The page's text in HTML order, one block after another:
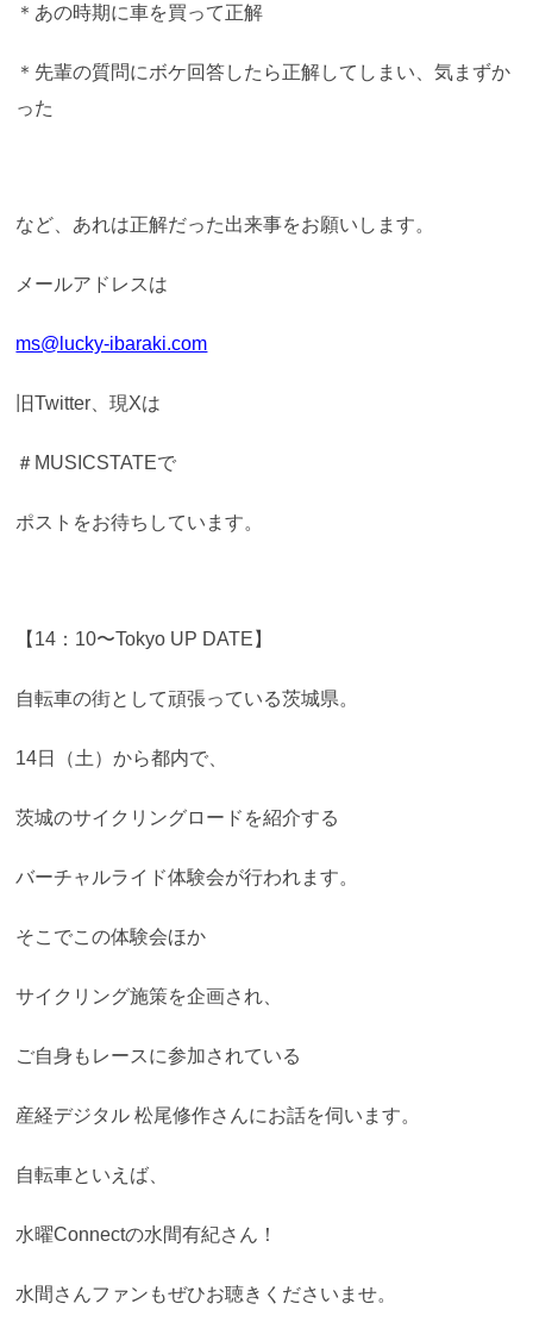
＊あの時期に車を買って正解
＊先輩の質問にボケ回答したら正解してしまい、気まずか
った
など、あれは正解だった出来事をお願いします。
メールアドレスは
ms@lucky-ibaraki.com
旧Twitter、現Xは
＃MUSICSTATEで
ポストをお待ちしています。
【14：10〜Tokyo UP DATE】
自転車の街として頑張っている茨城県。
14日（土）から都内で、
茨城のサイクリングロードを紹介する
バーチャルライド体験会が行われます。
そこでこの体験会ほか
サイクリング施策を企画され、
ご自身もレースに参加されている
産経デジタル 松尾修作さんにお話を伺います。
自転車といえば、
水曜Connectの水間有紀さん！
水間さんファンもぜひお聴きくださいませ。